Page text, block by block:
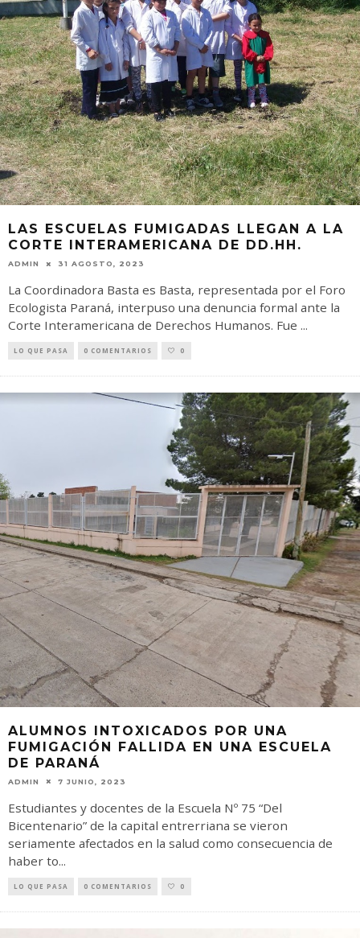
LAS ESCUELAS FUMIGADAS LLEGAN A LA
CORTE INTERAMERICANA DE DD.HH.
ADMIN 31 AGOSTO, 2023
La Coordinadora Basta es Basta, representada por el Foro
Ecologista Paraná, interpuso una denuncia formal ante la
Corte Interamericana de Derechos Humanos. Fue ...
LO QUE PASA 0 COMENTARIOS 0
ALUMNOS INTOXICADOS POR UNA
FUMIGACIÓN FALLIDA EN UNA ESCUELA
DE PARANÁ
ADMIN 7 JUNIO, 2023
Estudiantes y docentes de la Escuela Nº 75 “Del
Bicentenario” de la capital entrerriana se vieron
seriamente afectados en la salud como consecuencia de
haber to...
LO QUE PASA 0 COMENTARIOS 0